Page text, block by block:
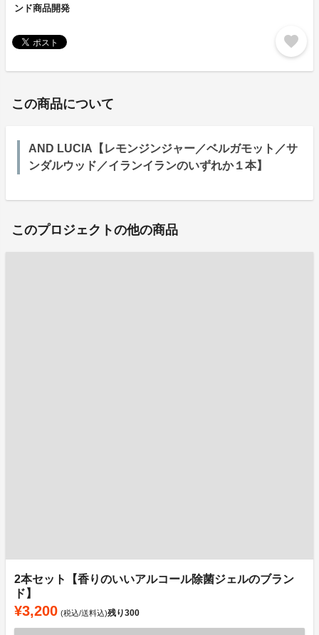
ンド商品開発
favorite
この商品について
AND LUCIA【レモンジンジャー／ベルガモット／サ
ンダルウッド／イランイランのいずれか１本】
このプロジェクトの他の商品
2本セット【香りのいいアルコール除菌ジェルのブラン
ド】
¥3,200 (税込/送料込)残り300